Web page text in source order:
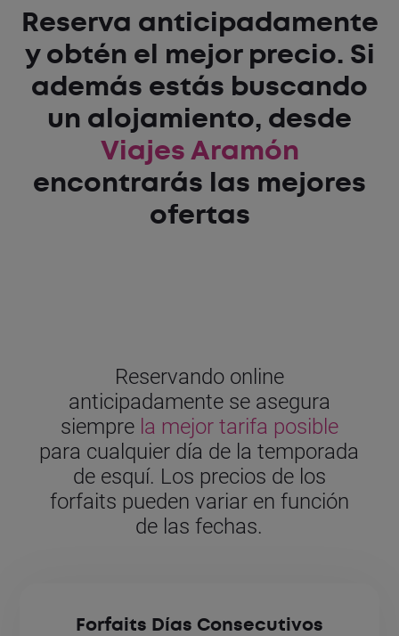
Reserva anticipadamente
y obtén el mejor precio. Si
además estás buscando
un alojamiento, desde
Viajes Aramón
encontrarás las mejores
ofertas
Reservando online
anticipadamente se asegura
siempre la mejor tarifa posible
para cualquier día de la temporada
de esquí. Los precios de los
forfaits pueden variar en función
de las fechas.
Forfaits Días Consecutivos